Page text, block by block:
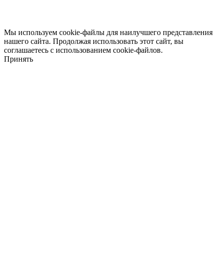
Мы используем cookie-файлы для наилучшего представления
нашего сайта. Продолжая использовать этот сайт, вы
соглашаетесь с использованием cookie-файлов.
Принять